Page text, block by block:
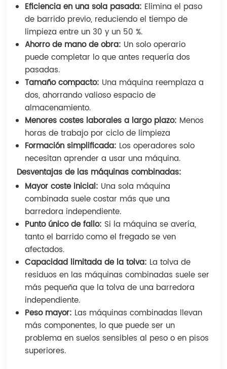
Eficiencia en una sola pasada: Elimina el paso
de barrido previo, reduciendo el tiempo de
limpieza entre un 30 y un 50 %.
Ahorro de mano de obra: Un solo operario
puede completar lo que antes requería dos
pasadas.
Tamaño compacto: Una máquina reemplaza a
dos, ahorrando valioso espacio de
almacenamiento.
Menores costes laborales a largo plazo: Menos
horas de trabajo por ciclo de limpieza
Formación simplificada: Los operadores solo
necesitan aprender a usar una máquina.
Desventajas de las máquinas combinadas:
Mayor coste inicial: Una sola máquina
combinada suele costar más que una
barredora independiente.
Punto único de fallo: Si la máquina se avería,
tanto el barrido como el fregado se ven
afectados.
Capacidad limitada de la tolva: La tolva de
residuos en las máquinas combinadas suele ser
más pequeña que la tolva de una barredora
independiente.
Peso mayor: Las máquinas combinadas llevan
más componentes, lo que puede ser un
problema en suelos sensibles al peso o en pisos
superiores.